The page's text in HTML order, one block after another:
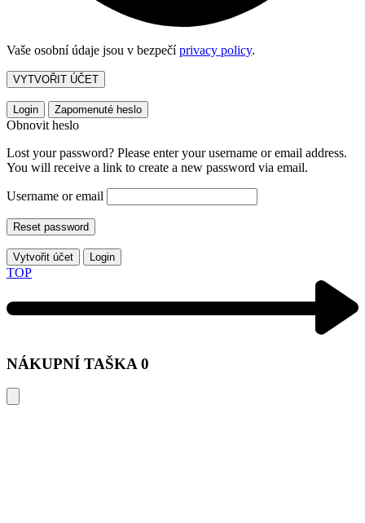
Vaše osobní údaje jsou v bezpečíprivacy policy.
VYTVOŘIT ÚČET
Login Zapomenuté heslo
Obnovit heslo
Lost your password? Please enter your username or email address.
You will receive a link to create a new password via email.
Username or email
Reset password
Vytvořit účet Login
TOP
NÁKUPNÍ TAŠKA 0